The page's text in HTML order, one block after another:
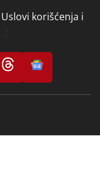
Uslovi korišćenja i